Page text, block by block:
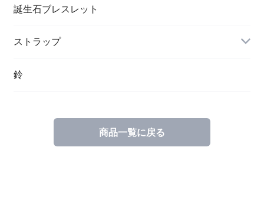
誕生石ブレスレット
ストラップ
鈴
商品一覧に戻る